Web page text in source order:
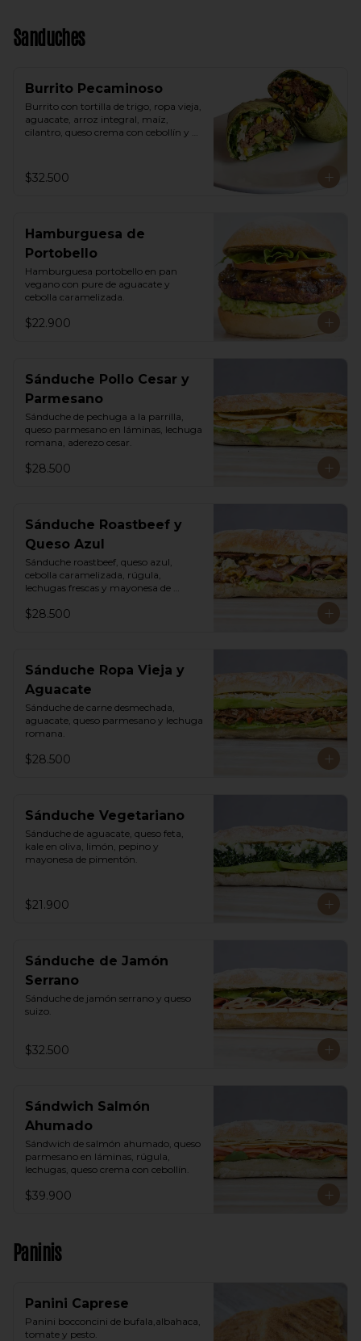
Sanduches
Burrito Pecaminoso
Burrito con tortilla de trigo, ropa vieja,
aguacate, arroz integral, maíz,
cilantro, queso crema con cebollín y
$32.500
Hamburguesa de
Portobello
Hamburguesa portobello en pan
vegano con pure de aguacate y
cebolla caramelizada.
$22.900
Sánduche Pollo Cesar y
Parmesano
Sánduche de pechuga a la parrilla,
queso parmesano en láminas, lechuga
romana, aderezo cesar.
$28.500
Sánduche Roastbeef y
Queso Azul
Sánduche roastbeef, queso azul,
cebolla caramelizada, rúgula,
lechugas frescas y mayonesa de
$28.500
Sánduche Ropa Vieja y
Aguacate
Sánduche de carne desmechada,
aguacate, queso parmesano y lechuga
romana.
$28.500
Sánduche Vegetariano
Sánduche de aguacate, queso feta,
kale en oliva, limón, pepino y
mayonesa de pimentón.
$21.900
Sánduche de Jamón
Serrano
Sánduche de jamón serrano y queso
suizo.
$32.500
Sándwich Salmón
Ahumado
Sándwich de salmón ahumado, queso
parmesano en láminas, rúgula,
lechugas, queso crema con cebollín.
$39.900
Paninis
Panini Caprese
Panini bocconcini de bufala,albahaca,
tomate y pesto.